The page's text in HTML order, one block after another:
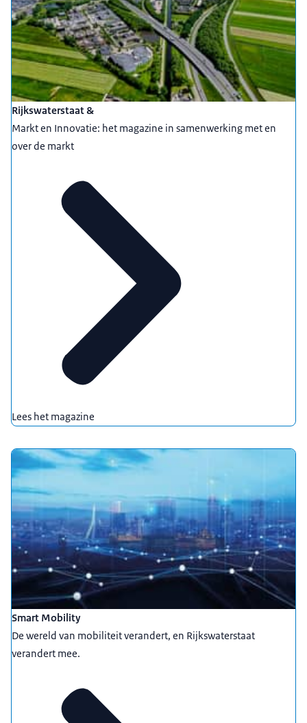
Rijkswaterstaat &
Markt en Innovatie: het magazine in samenwerking met en
over de markt
Lees het magazine
Smart Mobility
De wereld van mobiliteit verandert, en Rijkswaterstaat
verandert mee.